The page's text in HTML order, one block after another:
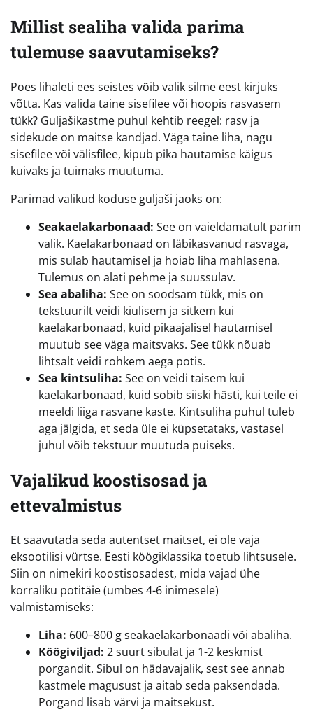
Millist sealiha valida parima
tulemuse saavutamiseks?
Poes lihaleti ees seistes võib valik silme eest kirjuks
võtta. Kas valida taine sisefilee või hoopis rasvasem
tükk? Guljašikastme puhul kehtib reegel: rasv ja
sidekude on maitse kandjad. Väga taine liha, nagu
sisefilee või välisfilee, kipub pika hautamise käigus
kuivaks ja tuimaks muutuma.
Parimad valikud koduse guljaši jaoks on:
Seakaelakarbonaad: See on vaieldamatult parim
valik. Kaelakarbonaad on läbikasvanud rasvaga,
mis sulab hautamisel ja hoiab liha mahlasena.
Tulemus on alati pehme ja suussulav.
Sea abaliha: See on soodsam tükk, mis on
tekstuurilt veidi kiulisem ja sitkem kui
kaelakarbonaad, kuid pikaajalisel hautamisel
muutub see väga maitsvaks. See tükk nõuab
lihtsalt veidi rohkem aega potis.
Sea kintsuliha: See on veidi taisem kui
kaelakarbonaad, kuid sobib siiski hästi, kui teile ei
meeldi liiga rasvane kaste. Kintsuliha puhul tuleb
aga jälgida, et seda üle ei küpsetataks, vastasel
juhul võib tekstuur muutuda puiseks.
Vajalikud koostisosad ja
ettevalmistus
Et saavutada seda autentset maitset, ei ole vaja
eksootilisi vürtse. Eesti köögiklassika toetub lihtsusele.
Siin on nimekiri koostisosadest, mida vajad ühe
korraliku potitäie (umbes 4-6 inimesele)
valmistamiseks:
Liha: 600–800 g seakaelakarbonaadi või abaliha.
Köögiviljad: 2 suurt sibulat ja 1-2 keskmist
porgandit. Sibul on hädavajalik, sest see annab
kastmele magusust ja aitab seda paksendada.
Porgand lisab värvi ja maitsekust.